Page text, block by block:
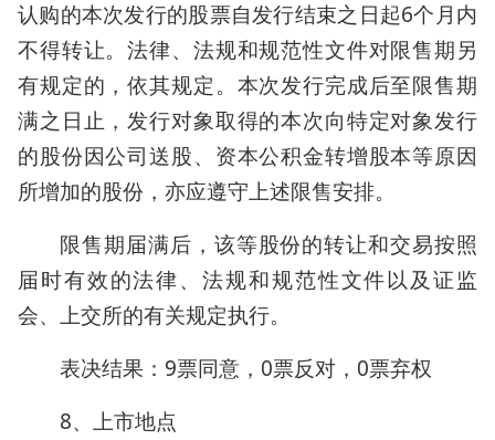
认购的本次发行的股票自发行结束之日起6个月内
不得转让。法律、法规和规范性文件对限售期另
有规定的，依其规定。本次发行完成后至限售期
满之日止，发行对象取得的本次向特定对象发行
的股份因公司送股、资本公积金转增股本等原因
所增加的股份，亦应遵守上述限售安排。
限售期届满后，该等股份的转让和交易按照
届时有效的法律、法规和规范性文件以及证监
会、上交所的有关规定执行。
表决结果：9票同意，0票反对，0票弃权
8、上市地点